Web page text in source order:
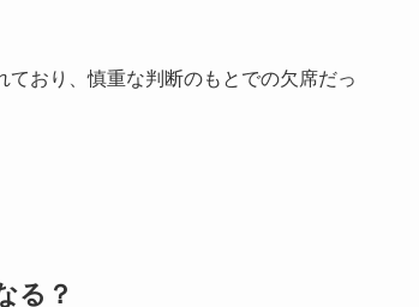
おり、慎重な判断のもとでの欠席だっ
る？